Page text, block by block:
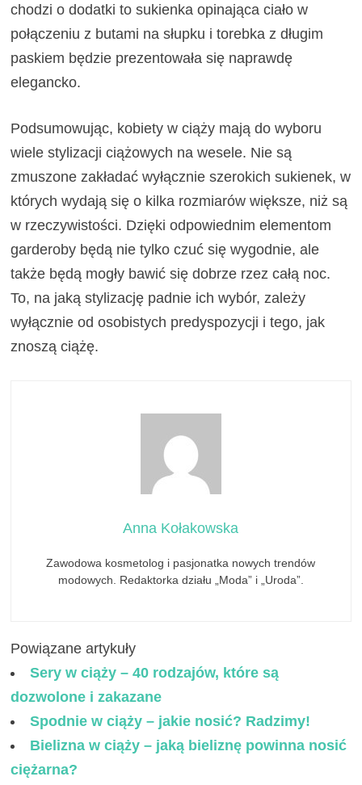
chodzi o dodatki to sukienka opinająca ciało w
połączeniu z butami na słupku i torebka z długim
paskiem będzie prezentowała się naprawdę
elegancko.
Podsumowując, kobiety w ciąży mają do wyboru
wiele stylizacji ciążowych na wesele. Nie są
zmuszone zakładać wyłącznie szerokich sukienek, w
których wydają się o kilka rozmiarów większe, niż są
w rzeczywistości. Dzięki odpowiednim elementom
garderoby będą nie tylko czuć się wygodnie, ale
także będą mogły bawić się dobrze rzez całą noc.
To, na jaką stylizację padnie ich wybór, zależy
wyłącznie od osobistych predyspozycji i tego, jak
znoszą ciążę.
Anna Kołakowska
Zawodowa kosmetolog i pasjonatka nowych trendów
modowych. Redaktorka działu „Moda” i „Uroda”.
Powiązane artykuły
Sery w ciąży – 40 rodzajów, które są
dozwolone i zakazane
Spodnie w ciąży – jakie nosić? Radzimy!
Bielizna w ciąży – jaką bieliznę powinna nosić
ciężarna?